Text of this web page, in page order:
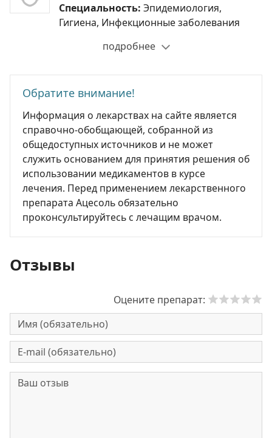
Специальность: Эпидемиология,
Гигиена, Инфекционные заболевания
подробнее
Обратите внимание!
Информация о лекарствах на сайте является
справочно-обобщающей, собранной из
общедоступных источников и не может
служить основанием для принятия решения об
использовании медикаментов в курсе
лечения. Перед применением лекарственного
препарата Ацесоль обязательно
проконсультируйтесь с лечащим врачом.
Отзывы
Оцените препарат: